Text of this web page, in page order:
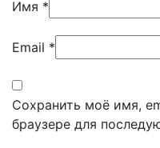
Имя *
Email *
Сохранить моё имя,
браузере для